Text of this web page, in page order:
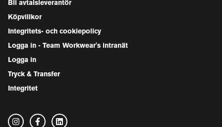
Bli avtalsleverantör
Köpvillkor
Integritets- och cookiepolicy
Logga in - Team Workwear's intranät
Logga in
Tryck & Transfer
Integritet